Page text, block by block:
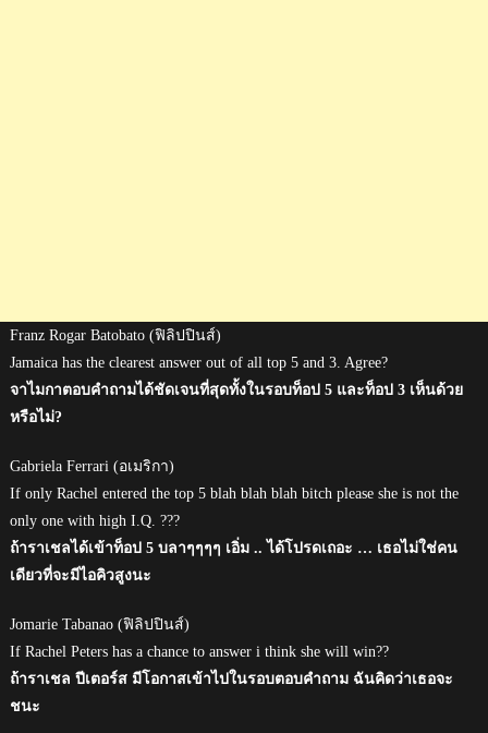
Franz Rogar Batobato (ฟิลิปปินส์)
Jamaica has the clearest answer out of all top 5 and 3. Agree?
จาไมกาตอบคำถามได้ชัดเจนที่สุดทั้งในรอบท็อป 5 และท็อป 3 เห็นด้วย
หรือไม่?
Gabriela Ferrari (อเมริกา)
If only Rachel entered the top 5 blah blah blah bitch please she is not the
only one with high I.Q. ???
ถ้าราเชลได้เข้าท็อป 5 บลาๆๆๆๆ เอิ่ม .. ได้โปรดเถอะ … เธอไม่ใช่คน
เดียวที่จะมีไอคิวสูงนะ
Jomarie Tabanao (ฟิลิปปินส์)
If Rachel Peters has a chance to answer i think she will win??
ถ้าราเชล ปีเตอร์ส มีโอกาสเข้าไปในรอบตอบคำถาม ฉันคิดว่าเธอจะ
ชนะ